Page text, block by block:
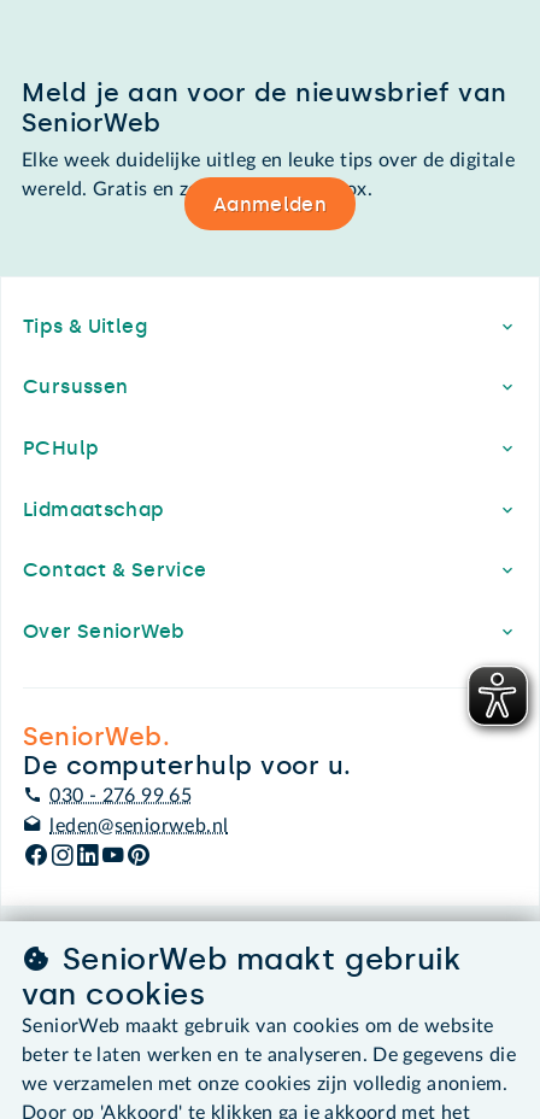
Meld je aan voor de nieuwsbrief van
SeniorWeb
Elke week duidelijke uitleg en leuke tips over de digitale
wereld. Gratis en zomaar in de mailbox.
Aanmelden
Tips & Uitleg
Cursussen
PCHulp
Lidmaatschap
Contact & Service
Over SeniorWeb
SeniorWeb.
De computerhulp voor u.
030 - 276 99 65
leden@seniorweb.nl
©2026 SeniorWeb
Algemene voorwaarden
Cookies en cookie-instellingen
Privacybeleid
SeniorWeb maakt gebruik
van cookies
SeniorWeb maakt gebruik van cookies om de website
beter te laten werken en te analyseren. De gegevens die
we verzamelen met onze cookies zijn volledig anoniem.
Door op 'Akkoord' te klikken ga je akkoord met het